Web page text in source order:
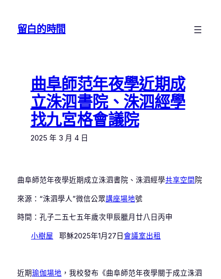
留白的時間
曲阜師范年夜學近期成
立洙泗書院、洙泗經學
找九宮格會議院
2025 年 3 月 4 日
曲阜師范年夜學近期成立洙泗書院、洙泗經學共享空間 院
來源：“洙泗學人”微信公眾講座場地號
時間：孔子二五七五年歲次甲辰臘月廿八日丙申
小樹屋 耶穌2025年1月27日 會議室出租
近期瑜伽場地 ，我校發布《曲阜師范年夜學關于成立洙泗